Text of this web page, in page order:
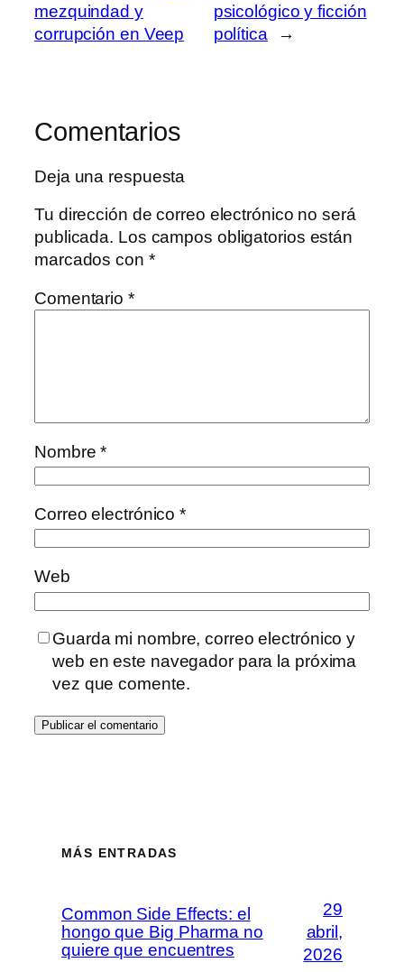
mezquindad y
corrupción en Veep
psicológico y ficción
política
→
Comentarios
Deja una respuesta
Tu dirección de correo electrónico no será
publicada. Los campos obligatorios están
marcados con *
Comentario *
Nombre*
Correo electrónico*
Web
Guarda mi nombre, correo electrónico y
web en este navegador para la próxima
vez que comente.
MÁS ENTRADAS
Common Side Effects: el
hongo que Big Pharma no
quiere que encuentres
29
abril,
2026